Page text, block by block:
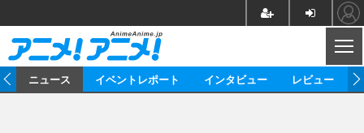
ニュース イベントレポート インタビュー レビュー